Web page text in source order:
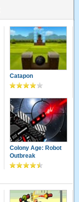
Catapon
Colony Age: Robot
Outbreak